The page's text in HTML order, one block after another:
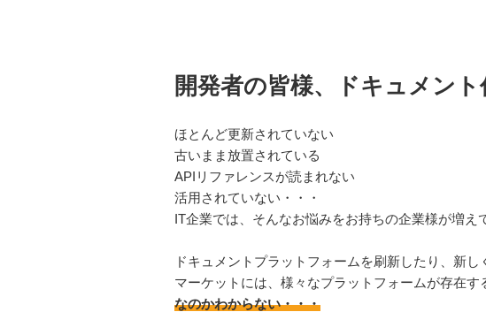
開発者の皆様、ドキュメン
ほとんど更新されていない
古いまま放置されている
APIリファレンスが読まれない
活用されていない・・・
IT企業では、そんなお悩みをお持ちの企業様が増え
ドキュメントプラットフォームを刷新したり、新し
マーケットには、様々なプラットフォームが存在す
なのかわからない・・・